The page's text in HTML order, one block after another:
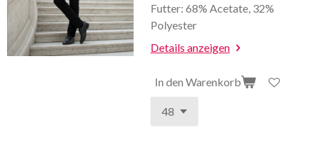
Futter: 68% Acetate, 32%
Polyester
Details anzeigen
In den Warenkorb